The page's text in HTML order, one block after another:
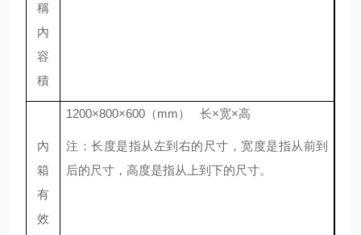
稱
內
容
積
內
箱
有
效
1200×800×600 （mm） 长×宽×高
注： 长度是指从左到右的尺寸，宽度是指从前到
后的尺寸，高度是指从上到下的尺寸。